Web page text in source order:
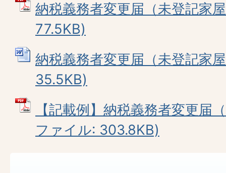
納税義務者変更届（未登記家
77.5KB)
納税義務者変更届（未登記家
35.5KB)
【記載例】納税義務者変更届
ファイル: 303.8KB)